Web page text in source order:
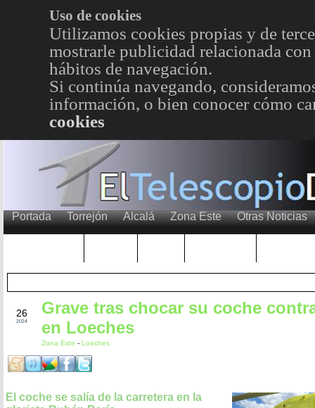
Uso de cookies
Utilizamos cookies propias y de
mostrarle publicidad relacionada
hábitos de navegación.
Si continúa navegando,
información, o bien conocer cómo
cookies
Portada Torrejón Alcalá Zona Este Otras Noticias
26
2024
Grave tras chocar su coche
en Loeches
Zona Este - Loeches
El coche se salía de la carretera en la